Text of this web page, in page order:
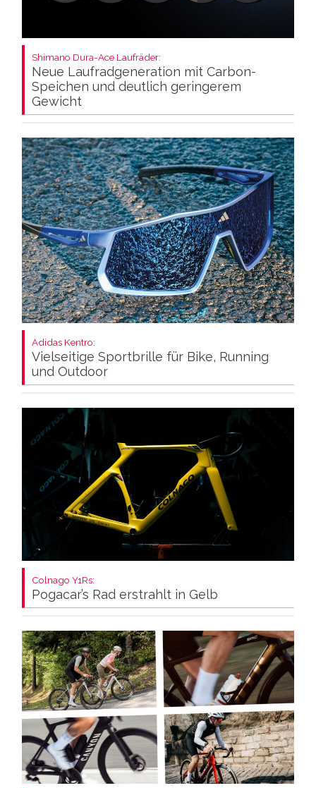
Shimano Dura-Ace Laufräder:
Neue Laufradgeneration mit Carbon-
Speichen und deutlich geringerem
Gewicht
Adidas Kentro:
Vielseitige Sportbrille für Bike, Running
und Outdoor
Colnago Y1Rs:
Pogacar’s Rad erstrahlt in Gelb